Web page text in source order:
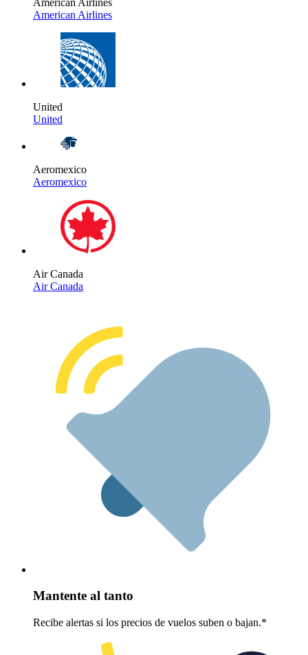
American Airlines
United
United
Aeromexico
Aeromexico
Air Canada
Air Canada
Mantente al tanto
Recibe alertas si los precios de vuelos suben o bajan.*